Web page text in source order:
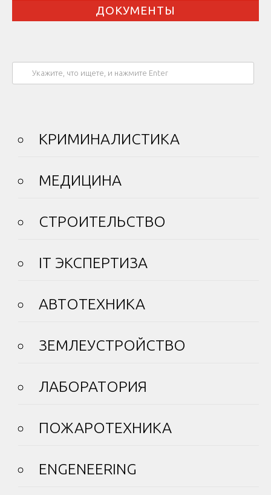
ДОКУМЕНТЫ
КРИМИНАЛИСТИКА
МЕДИЦИНА
СТРОИТЕЛЬСТВО
IT ЭКСПЕРТИЗА
АВТОТЕХНИКА
ЗЕМЛЕУСТРОЙСТВО
ЛАБОРАТОРИЯ
ПОЖАРОТЕХНИКА
ENGENEERING